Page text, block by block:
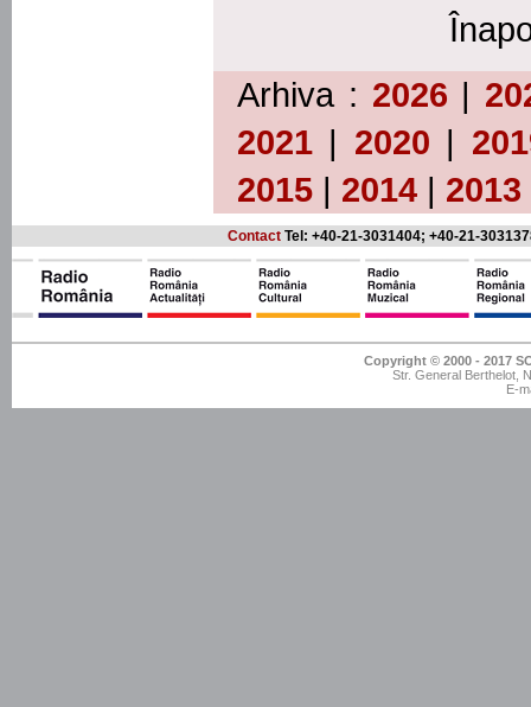
Arhiva : 2026 |
2021 | 2020 |
2015 | 2014 | 2013
Contact Tel: +40-21-3031404; +40-21-
Copyright © 2000 - 2017
Str. General Berthelot,
E-